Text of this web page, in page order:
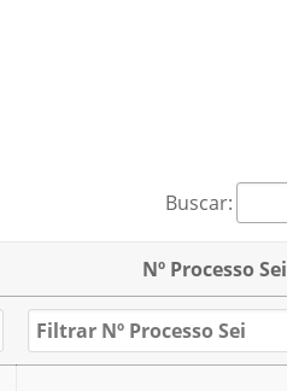
Buscar:
Nº Processo Sei